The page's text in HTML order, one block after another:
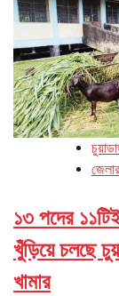
১৩ পদের
খুঁড়িয়ে চলছে
খামার